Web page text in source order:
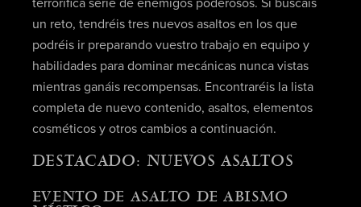
terrorífica serie de enemigos poderosos. Si buscáis
un reto, tendréis tres nuevos asaltos en los que
podréis ir preparando vuestro trabajo en equipo y
habilidades para dominar mecánicas nunca vistas
mientras ganáis recompensas. Encontraréis la lista
completa de nuevo contenido, asaltos, elementos
cosméticos y otros cambios a continuación.
DESTACADO: NUEVOS ASALTOS
EVENTO DE ASALTO DE ABISMO